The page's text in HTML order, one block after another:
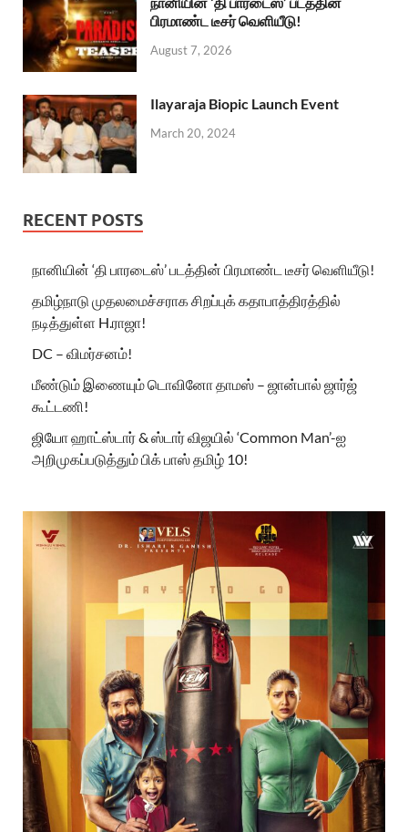
பிரமாண்ட டீசர் வெளியீடு!
August 7, 2026
Ilayaraja Biopic Launch Event
March 20, 2024
RECENT POSTS
நானியின் ‘தி பாரடைஸ்’ படத்தின் பிரமாண்ட டீசர் வெளியீடு!
தமிழ்நாடு முதலமைச்சராக சிறப்புக் கதாபாத்திரத்தில்
நடித்துள்ள H.ராஜா!
DC – விமர்சனம்!
மீண்டும் இணையும் டொவினோ தாமஸ் – ஜான்பால் ஜார்ஜ்
கூட்டணி!
ஜியோ ஹாட்ஸ்டார் & ஸ்டார் விஜயில் ‘Common Man’-ஐ
அறிமுகப்படுத்தும் பிக் பாஸ் தமிழ் 10!